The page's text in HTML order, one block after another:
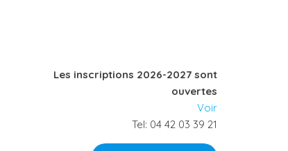
Les inscriptions 2026-2027 sont
ouvertes
Voir
Tel: 04 42 03 39 21